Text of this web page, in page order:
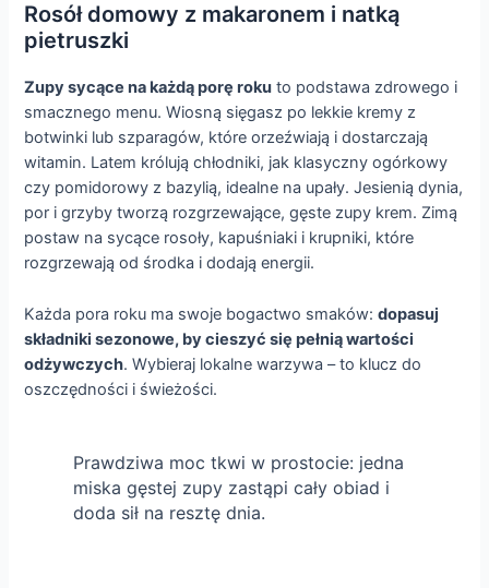
Rosół domowy z makaronem i natką
pietruszki
Zupy sycące na każdą porę roku to podstawa zdrowego i
smacznego menu. Wiosną sięgasz po lekkie kremy z
botwinki lub szparagów, które orzeźwiają i dostarczają
witamin. Latem królują chłodniki, jak klasyczny ogórkowy
czy pomidorowy z bazylią, idealne na upały. Jesienią dynia,
por i grzyby tworzą rozgrzewające, gęste zupy krem. Zimą
postaw na sycące rosoły, kapuśniaki i krupniki, które
rozgrzewają od środka i dodają energii.
Każda pora roku ma swoje bogactwo smaków:dopasuj
składniki sezonowe, by cieszyć się pełnią wartości
odżywczych. Wybieraj lokalne warzywa – to klucz do
oszczędności i świeżości.
Prawdziwa moc tkwi w prostocie: jedna
miska gęstej zupy zastąpi cały obiad i
doda sił na resztę dnia.